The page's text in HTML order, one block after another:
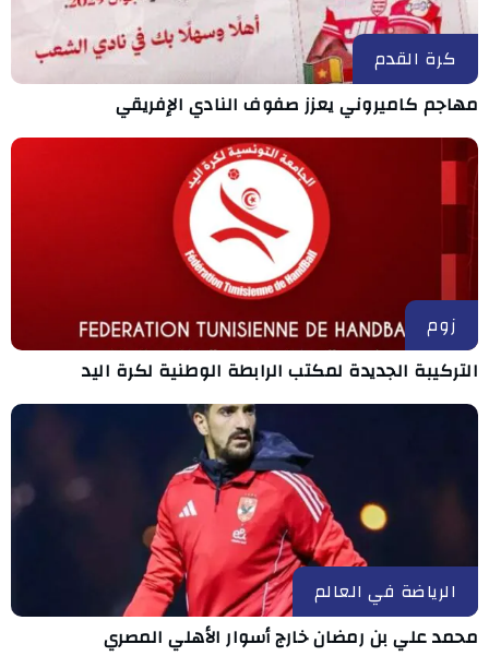
كرة القدم
مهاجم كاميروني يعزز صفوف النادي الإفريقي
زوم
التركيبة الجديدة لمكتب الرابطة الوطنية لكرة اليد
الرياضة في العالم
محمد علي بن رمضان خارج أسوار الأهلي المصري